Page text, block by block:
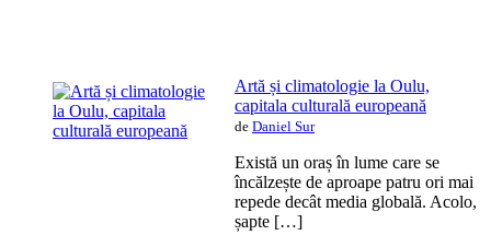
Artă și climatologie la Oulu,
capitala culturală europeană
de Daniel Sur
Există un oraș în lume care se
încălzește de aproape patru ori mai
repede decât media globală. Acolo,
șapte […]